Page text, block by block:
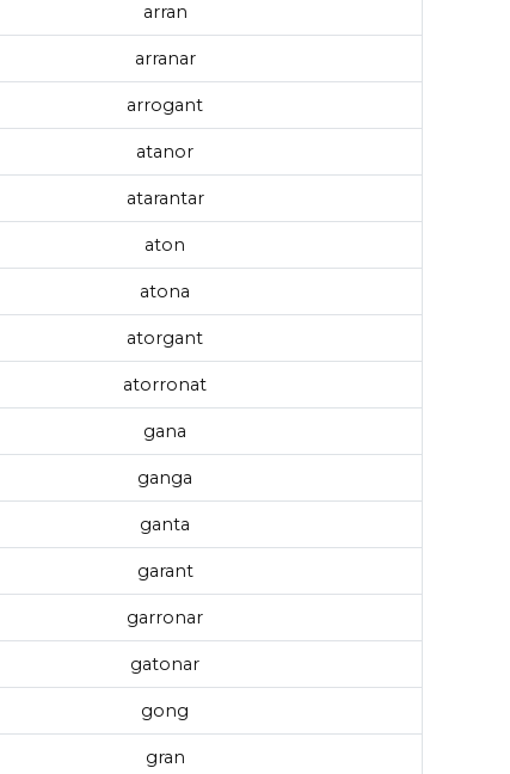
arran
arranar
arrogant
atanor
atarantar
aton
atona
atorgant
atorronat
gana
ganga
ganta
garant
garronar
gatonar
gong
gran